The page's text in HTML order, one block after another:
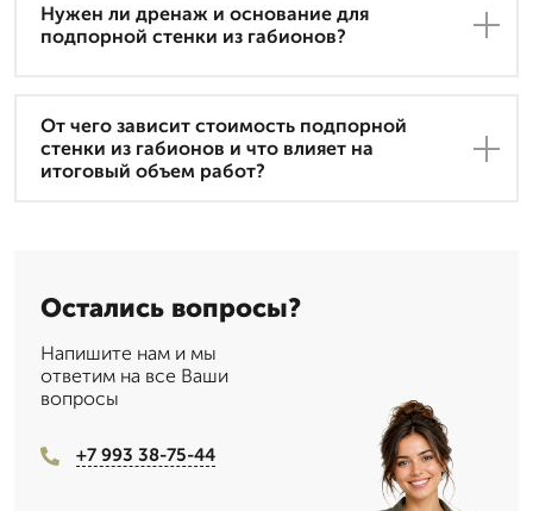
Нужен ли дренаж и основание для
подпорной стенки из габионов?
От чего зависит стоимость подпорной
стенки из габионов и что влияет на
итоговый объем работ?
Остались вопросы?
Напишите нам и мы
ответим на все Ваши
вопросы
+7 993 38-75-44